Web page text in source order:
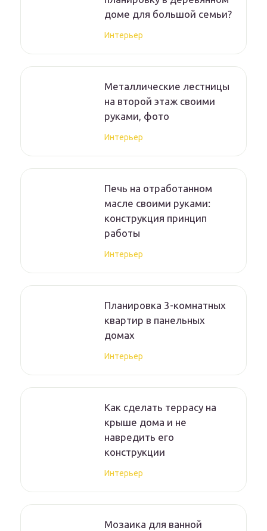
доме для большой семьи?
Интерьер
Металлические лестницы
на второй этаж своими
руками, фото
Интерьер
Печь на отработанном
масле своими руками:
конструкция принцип
работы
Интерьер
Планировка 3-комнатных
квартир в панельных
домах
Интерьер
Как сделать террасу на
крыше дома и не
навредить его
конструкции
Интерьер
Мозаика для ванной